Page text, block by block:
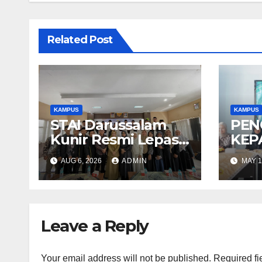
Related Post
KAMPUS
STAI Darussalam
Kunir Resmi Lepas
Mahasiswa KKN di
Kecamatan
Pagaden Barat
AUG 6, 2026 ADMIN
KAMPUS
MAY
Leave a Reply
Your email address will not be published. Required